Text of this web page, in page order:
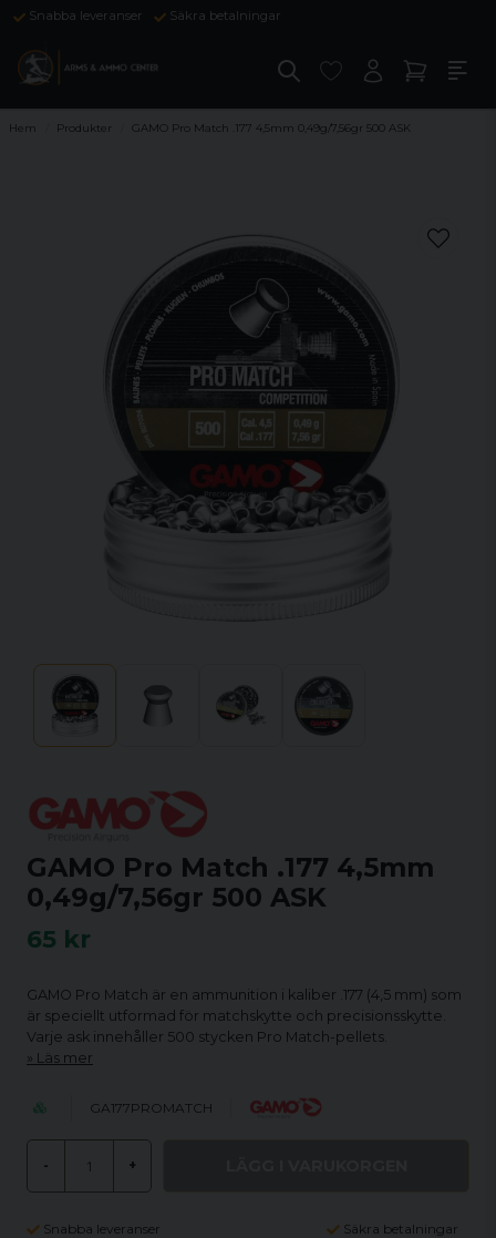
Snabba leveranser Säkra betalningar
Hem Produkter GAMO Pro Match .177 4,5mm 0,49g/7,56gr 500 ASK
GAMO Pro Match .177 4,5mm
0,49g/7,56gr 500 ASK
65 kr
GAMO Pro Match är en ammunition i kaliber .177 (4,5 mm) som
är speciellt utformad för matchskytte och precisionsskytte.
Varje ask innehåller 500 stycken Pro Match-pellets.
Läs mer
GA177PROMATCH
- +
Snabba leveranser Säkra betalningar